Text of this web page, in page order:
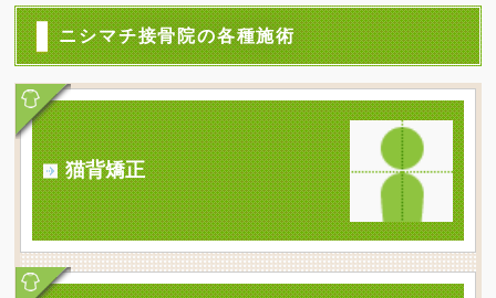
ニシマチ接骨院の各種施術
猫背矯正